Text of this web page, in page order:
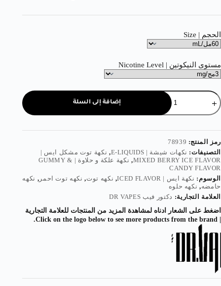
الحجم | Size
مستوى النيكوتين | Nicotine Level
إضافة إلى السلة
رمز المنتج: 78939
التصنيفات: نكهات شيشة | E-LIQUIDS , نكهة توت مشكل ايس |
MIXED BERRY ICE FLAVOR
,
نكهة علكة و حلاوة | GUMMY &
CANDY FLAVOR
الوسوم: نكهة ايس | ICED FLAVOR , نكهه توت, نكهه توت احمر , نكهه
حامضه, نكهه حلوه
العلامة التجارية: دكتور فيب DR VAPES
اضغط على الشعار ادناه لمشاهدة المزيد من المنتجات للعلامة التجارية
| Click on the logo below to see more products from the brand.